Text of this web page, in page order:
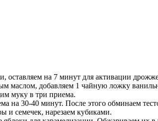
оставляем на 7 минут для активации
маслом, добавляем 1 чайную ложку
муку в три приема.
на 30-40 минут. После этого обминаем
и семечек, нарезаем кубиками.